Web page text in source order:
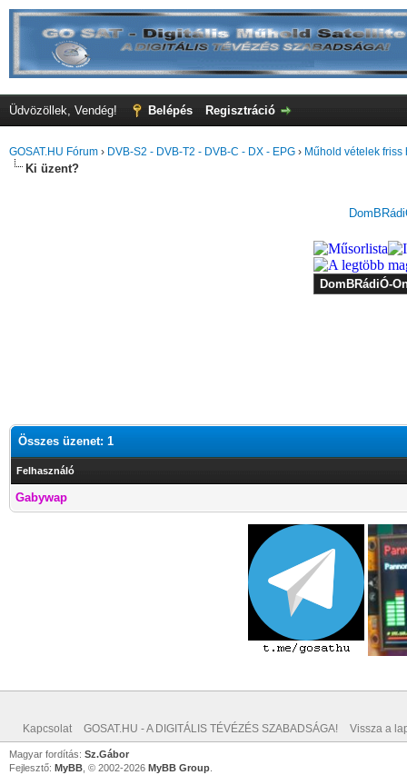
Üdvözöllek, Vendég! Belépés Regisztráció
GOSAT.HU Fórum › DVB-S2 - DVB-T2 - DVB-C - DX - EPG › Műhold vételek friss
Ki üzent?
Összes üzenet: 1
Felhasználó
Gabywap
Kapcsolat GOSAT.HU - A DIGITÁLIS TÉVÉZÉS SZABADSÁGA! Vissza a
Magyar fordítás: Sz.Gábor
Fejlesztő: MyBB , © 2002-2026 MyBB Group